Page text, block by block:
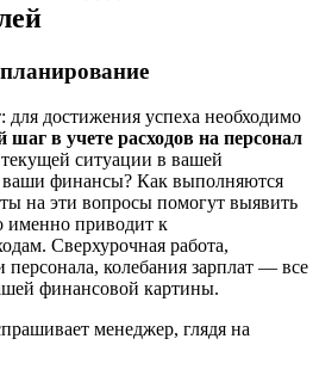
достижения успеха необходимо
в учете расходов на персонал
ситуации в вашей
финансы? Как выполняются
на эти вопросы помогут выявить
именно приводит к
Сверхурочная работа,
персонала, колебания зарплат — все
финансовой картины.
менеджер, глядя на